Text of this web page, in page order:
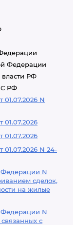
Федерации
власти РФ
РФ
N
N 24-
Федерации N
сделок,
на жилые
Федерации N
с